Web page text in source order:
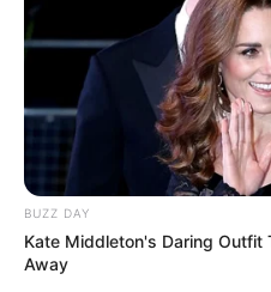
Kinderausflugsziele und
Deutschland:
BUZZ DAY
Kate Middleton's Daring Outfit
Away